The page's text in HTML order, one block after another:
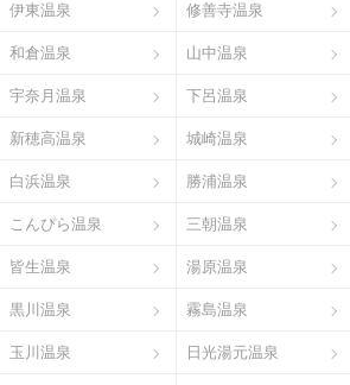
伊東温泉 修善寺温泉
和倉温泉 山中温泉
宇奈月温泉 下呂温泉
新穂高温泉 城崎温泉
白浜温泉 勝浦温泉
こんぴら温泉 三朝温泉
皆生温泉 湯原温泉
黒川温泉 霧島温泉
玉川温泉 日光湯元温泉